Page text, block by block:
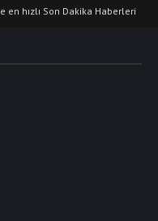
en hızlı Son Dakika Haberleri